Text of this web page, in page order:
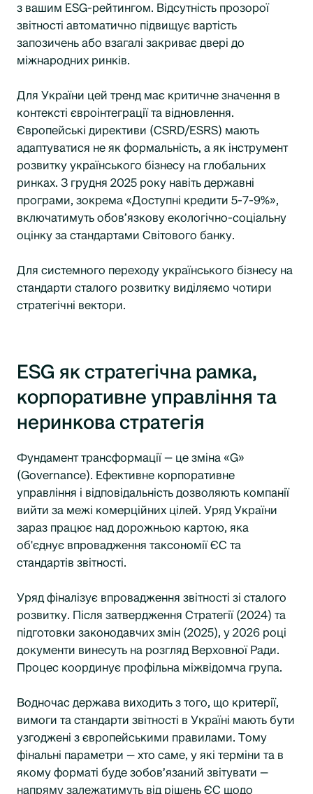
з вашим ESG-рейтингом. Відсутність прозорої
звітності автоматично підвищує вартість
запозичень або взагалі закриває двері до
міжнародних ринків.
Для України цей тренд має критичне значення в
контексті євроінтеграції та відновлення.
Європейські директиви (CSRD/ESRS) мають
адаптуватися не як формальність, а як інструмент
розвитку українського бізнесу на глобальних
ринках. З грудня 2025 року навіть державні
програми, зокрема «Доступні кредити 5-7-9%»,
включатимуть обов’язкову екологічно-соціальну
оцінку за стандартами Світового банку.
Для системного переходу українського бізнесу на
стандарти сталого розвитку виділяємо чотири
стратегічні вектори.
ESG як стратегічна рамка,
корпоративне управління та
неринкова стратегія
Фундамент трансформації — це зміна «G»
(Governance). Ефективне корпоративне
управління і відповідальність дозволяють компанії
вийти за межі комерційних цілей. Уряд України
зараз працює над дорожньою картою, яка
об'єднує впровадження таксономії ЄС та
стандартів звітності.
Уряд фіналізує впровадження звітності зі сталого
розвитку. Після затвердження Стратегії (2024) та
підготовки законодавчих змін (2025), у 2026 році
документи винесуть на розгляд Верховної Ради.
Процес координує профільна міжвідомча група.
Водночас держава виходить з того, що критерії,
вимоги та стандарти звітності в Україні мають бути
узгоджені з європейськими правилами. Тому
фінальні параметри — хто саме, у які терміни та в
якому форматі буде зобов’язаний звітувати —
напряму залежатимуть від рішень ЄС щодо